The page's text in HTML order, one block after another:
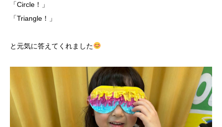
「Circle！」
「Triangle！」
と元気に答えてくれました